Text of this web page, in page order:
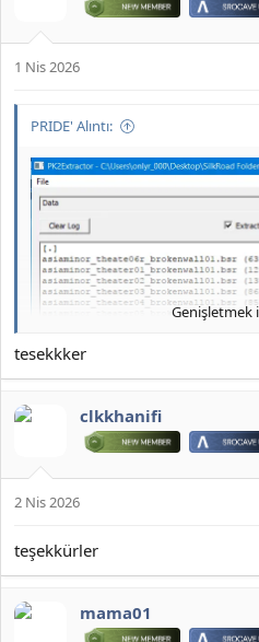
JOYMAX PK2
2026
*** Gizlenmiş içerik
1 Nis 2026
PRIDE' Alıntı:
JOYMAX PK2
Genişletmek
tesekkker
clkkhanifi
2 Nis 2026
teşekkürler
mama01